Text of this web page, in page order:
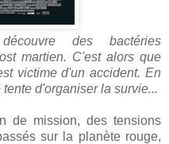
des bactéries
martien. C'est alors que
victime d'un accident. En
d'organiser la survie...
de mission, des tensions
sur la planète rouge,